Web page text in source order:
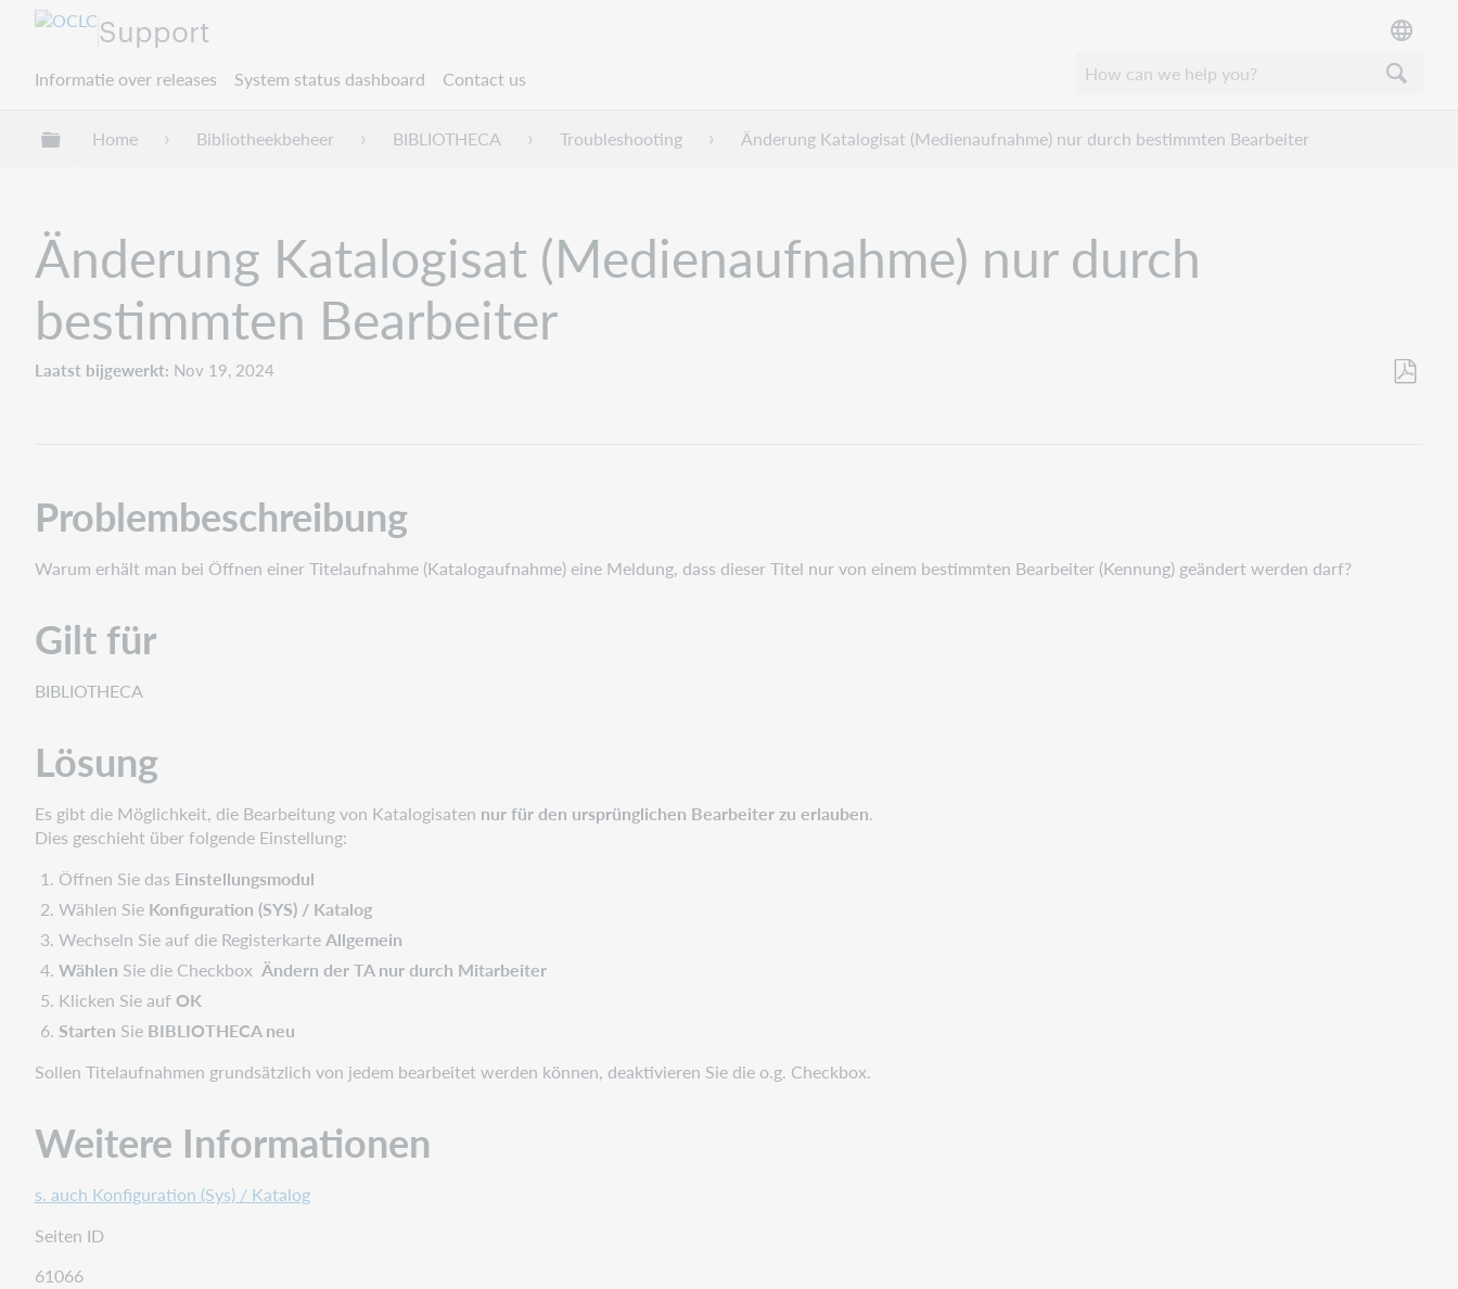
Support
Informatie over releases System status dashboard Contact us
Mondiale hiërarchie uitvouwen / samenvouwen
Home Bibliotheekbeheer BIBLIOTHECA Troubleshooting Änderung Katalogisat (Medienaufnahme) nur durch bestimmten Bearbeiter
Änderung Katalogisat (Medienaufnahme) nur durch
bestimmten Bearbeiter
Laatst bijgewerkt Nov 19, 2024
Problembeschreibung
Warum erhält man bei Öffnen einer Titelaufnahme (Katalogaufnahme) eine Meldung, dass dieser Titel nur von einem bestimmten Bearbeiter (Kennung) geändert werden darf?
Gilt für
BIBLIOTHECA
Lösung
Es gibt die Möglichkeit, die Bearbeitung von Katalogisaten nur für den ursprünglichen Bearbeiter zu erlauben.
Dies geschieht über folgende Einstellung:
Öffnen Sie das Einstellungsmodul
Wählen Sie Konfiguration (SYS) / Katalog
Wechseln Sie auf die RegisterkarteAllgemein
Wählen Sie die CheckboxÄndern der TA nur durch Mitarbeiter
Klicken Sie aufOK
Starten Sie BIBLIOTHECA neu
Sollen Titelaufnahmen grundsätzlich von jedem bearbeitet werden können, deaktivieren Sie die o.g. Checkbox.
Weitere Informationen
s. auch Konfiguration (Sys) / Katalog
Seiten ID
61066